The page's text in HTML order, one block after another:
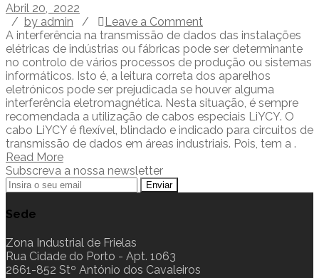
Abril 20, 2022
/ by admin /
Leave a Comment
A interferência na transmissão de dados das instalações
elétricas de indústrias ou fábricas pode ser determinante
no controlo de vários processos de produção ou sistemas
informáticos. Isto é, a leitura correta dos aparelhos
eletrónicos pode ser prejudicada se houver alguma
interferência eletromagnética. Nesta situação, é sempre
recomendada a utilização de cabos especiais LiYCY. O
cabo LiYCY é flexível, blindado e indicado para circuitos de
transmissão de dados em áreas industriais. Pois, tem a .
Read More
Subscreva a nossa newsletter
Sede
Zona Industrial de Frielas
Rua Cidade do Porto - Apt. 1063
2661-852 Stº António dos Cavaleiros